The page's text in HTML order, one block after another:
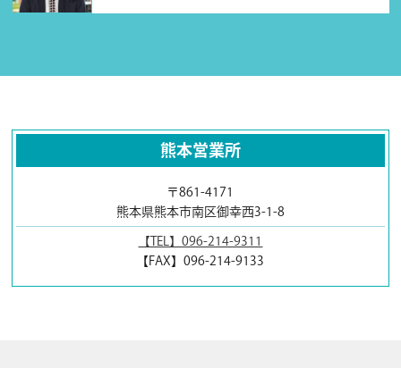
熊本営業所
〒861-4171
熊本県熊本市南区御幸西3-1-8
【TEL】096-214-9311
【FAX】096-214-9133